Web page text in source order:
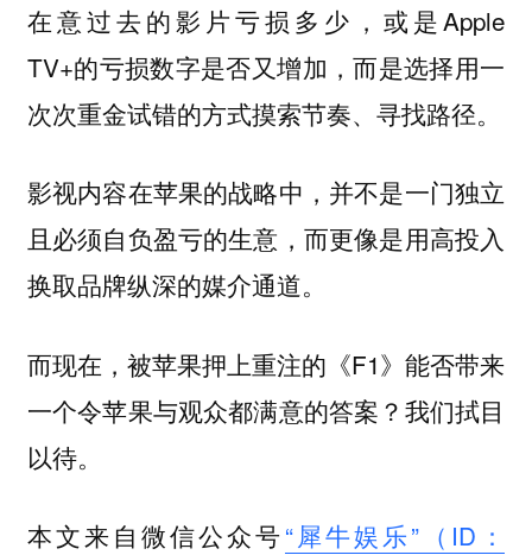
在意过去的影片亏损多少，或是Apple
TV+的亏损数字是否又增加，而是选择用一
次次重金试错的方式摸索节奏、寻找路径。
影视内容在苹果的战略中，并不是一门独立
且必须自负盈亏的生意，而更像是用高投入
换取品牌纵深的媒介通道。
而现在，被苹果押上重注的《F1》能否带来
一个令苹果与观众都满意的答案？我们拭目
以待。
本文来自微信公众号“犀牛娱乐”（ID：